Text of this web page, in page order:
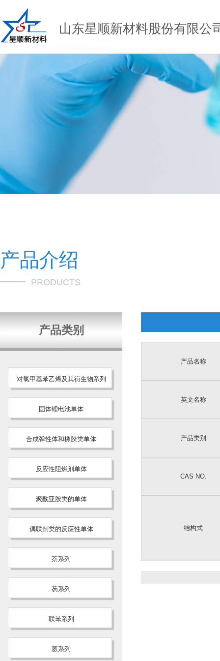
山东星顺新材料股份有限公
产品介绍
PRODUCTS
产品类别
对氯甲基苯乙烯及其衍生物系列
固体锂电池单体
合成弹性体和橡胶类单体
反应性阻燃剂单体
聚酰亚胺类的单体
偶联剂类的反应性单体
萘系列
芴系列
联苯系列
蒽系列
产品名称
英文名称
产品类别
CAS NO.
结构式